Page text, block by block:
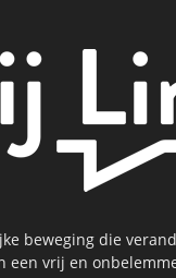
beweging die
vrij en